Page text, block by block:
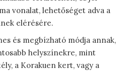
vonalat, lehetőséget adva a
elérésére.
és megbízható módja annak,
helyszínekre, mint
a Korakuen kert, vagy a